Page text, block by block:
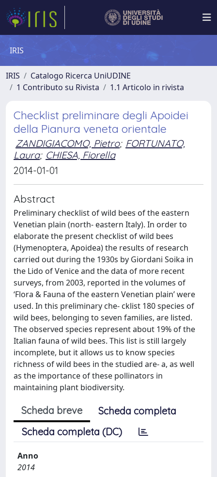
IRIS
IRIS
Catalogo Ricerca UniUDINE
1 Contributo su Rivista
1.1 Articolo in rivista
Checklist preliminare degli Apoidei
della Pianura veneta orientale
ZANDIGIACOMO, Pietro; FORTUNATO,
Laura; CHIESA, Fiorella
2014-01-01
Abstract
Preliminary checklist of wild bees of the eastern
Venetian plain (north- eastern Italy). In order to
elaborate the present checklist of wild bees
(Hymenoptera, Apoidea) the results of research
carried out during the 1930s by Giordani Soika in
the Lido of Venice and the data of more recent
surveys, from 2003, reported in the volumes of
‘Flora & Fauna of the eastern Venetian plain’ were
used. In this preliminary che- cklist 180 species of
wild bees, belonging to seven families, are listed.
The observed species represent about 19% of the
Italian fauna of wild bees. This list is still largely
incomplete, but it allows us to know species
richness of wild bees in the studied are- a, as well
as the importance of these pollinators in
maintaining plant biodiversity.
Scheda breve
Scheda completa
Scheda completa (DC)
Anno
2014